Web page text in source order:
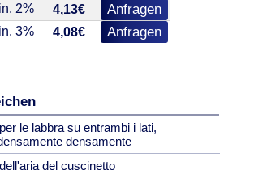
2% 4,13€ Anfragen
3% 4,08€ Anfragen
le labbra su entrambi i lati,
densamente
del cuscinetto